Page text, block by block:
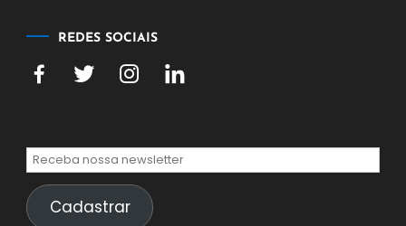
REDES SOCIAIS
Cadastrar